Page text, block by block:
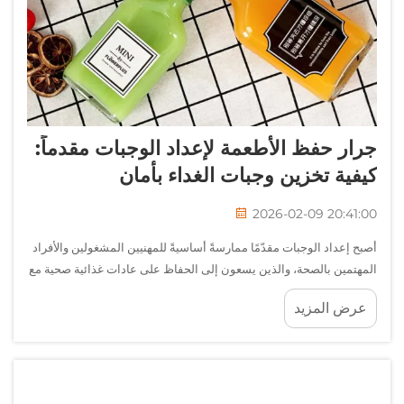
جرار حفظ الأطعمة لإعداد الوجبات مقدماً:
كيفية تخزين وجبات الغداء بأمان
2026-02-09 20:41:00
أصبح إعداد الوجبات مقدّمًا ممارسةً أساسيةً للمهنيين المشغولين والأفراد
المهتمين بالصحة، والذين يسعون إلى الحفاظ على عادات غذائية صحية مع
إدارة جداول عملٍ مكثفة. ويتمثل أساس نجاح إعداد الوجبات مقدّمًا في
اختيار الأنسب...
عرض المزيد